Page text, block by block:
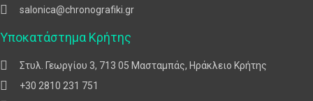
salonica@chronografiki.gr
Υποκατάστημα Κρήτης
Στυλ. Γεωργίου 3, 713 05 Μασταμπάς, Ηράκλειο Κρήτης
+30 2810 231 751